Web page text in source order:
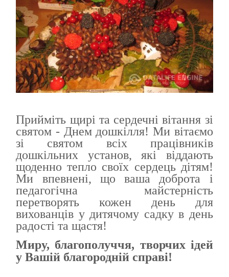
Прийміть щирі та сердечні вітання зі
святом - Днем дошкілля! Ми вітаємо
зi святом всіх працівників
дошкільних установ, які віддають
щоденно тепло своїх сердець дітям!
Ми впевнені, що ваша доброта і
педагогічна майстерність
перетворять кожен день для
вихованців у дитячому садку в день
радості та щастя!
Миру, благополуччя, творчих ідей
у Вашій благородній справі!